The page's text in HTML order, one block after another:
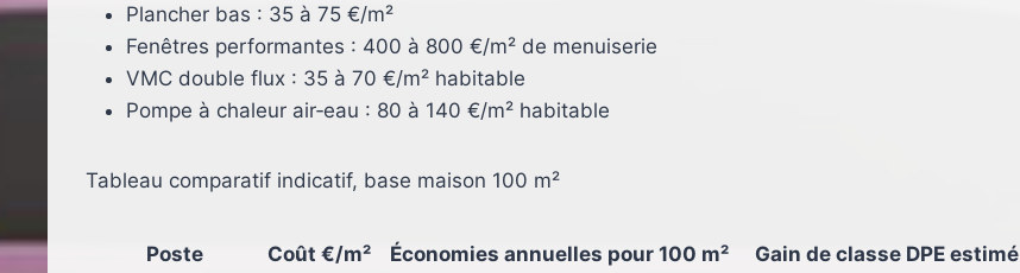
Plancher bas : 35 à 75 €/m²
Fenêtres performantes : 400 à 800 €/m² de menuiserie
VMC double flux : 35 à 70 €/m² habitable
Pompe à chaleur air‑eau : 80 à 140 €/m² habitable
Tableau comparatif indicatif, base maison 100 m²
Poste Coût €/m² Économies annuelles pour 100 m²
Gain de classe DPE estimé